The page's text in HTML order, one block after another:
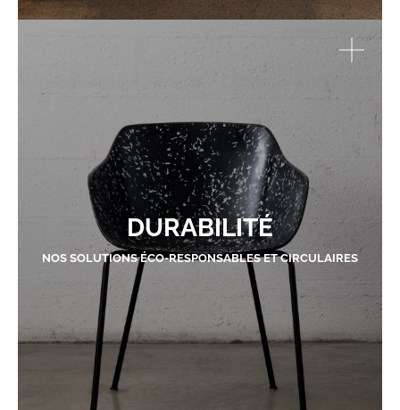
DURABILITÉ
NOS SOLUTIONS ÉCO-RESPONSABLES ET CIRCULAIRES